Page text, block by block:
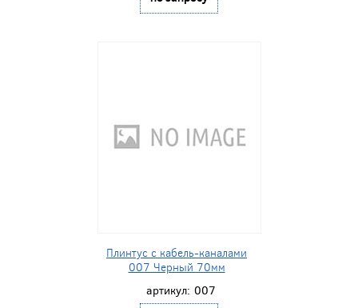
Плинтус с кабель-каналами
007 Черный 70мм
артикул: 007